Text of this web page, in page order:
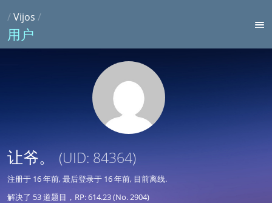
/Vijos /
用户
让爷。 (UID: 84364)
注册于 16 年前, 最后登录于 16 年前, 目前离线.
解决了 53 道题目，RP: 614.23 (No. 2904)